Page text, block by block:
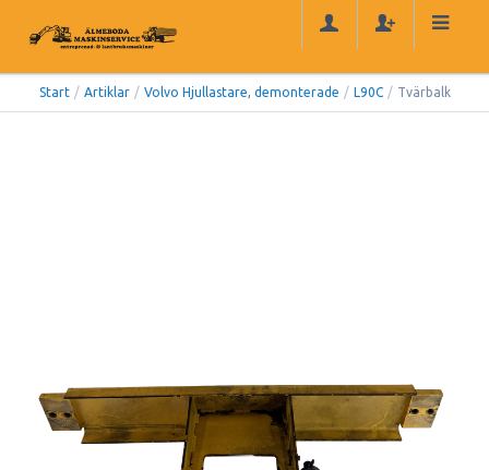
Start / Artiklar / Volvo Hjullastare, demonterade / L90C / Tvärbalk